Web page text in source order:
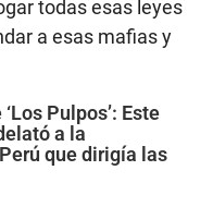
todas esas leyes
a esas mafias y
Pulpos’: Este
a la
que dirigía las